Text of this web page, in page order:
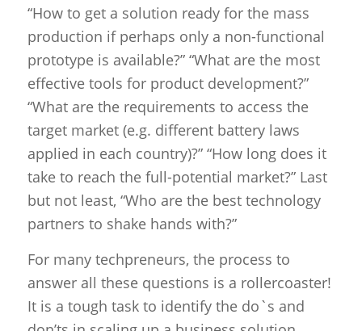
“How to get a solution ready for the mass
production if perhaps only a non-functional
prototype is available?” “What are the most
effective tools for product development?”
“What are the requirements to access the
target market (e.g. different battery laws
applied in each country)?” “How long does it
take to reach the full-potential market?” Last
but not least, “Who are the best technology
partners to shake hands with?”
For many techpreneurs, the process to
answer all these questions is a rollercoaster!
It is a tough task to identify the do`s and